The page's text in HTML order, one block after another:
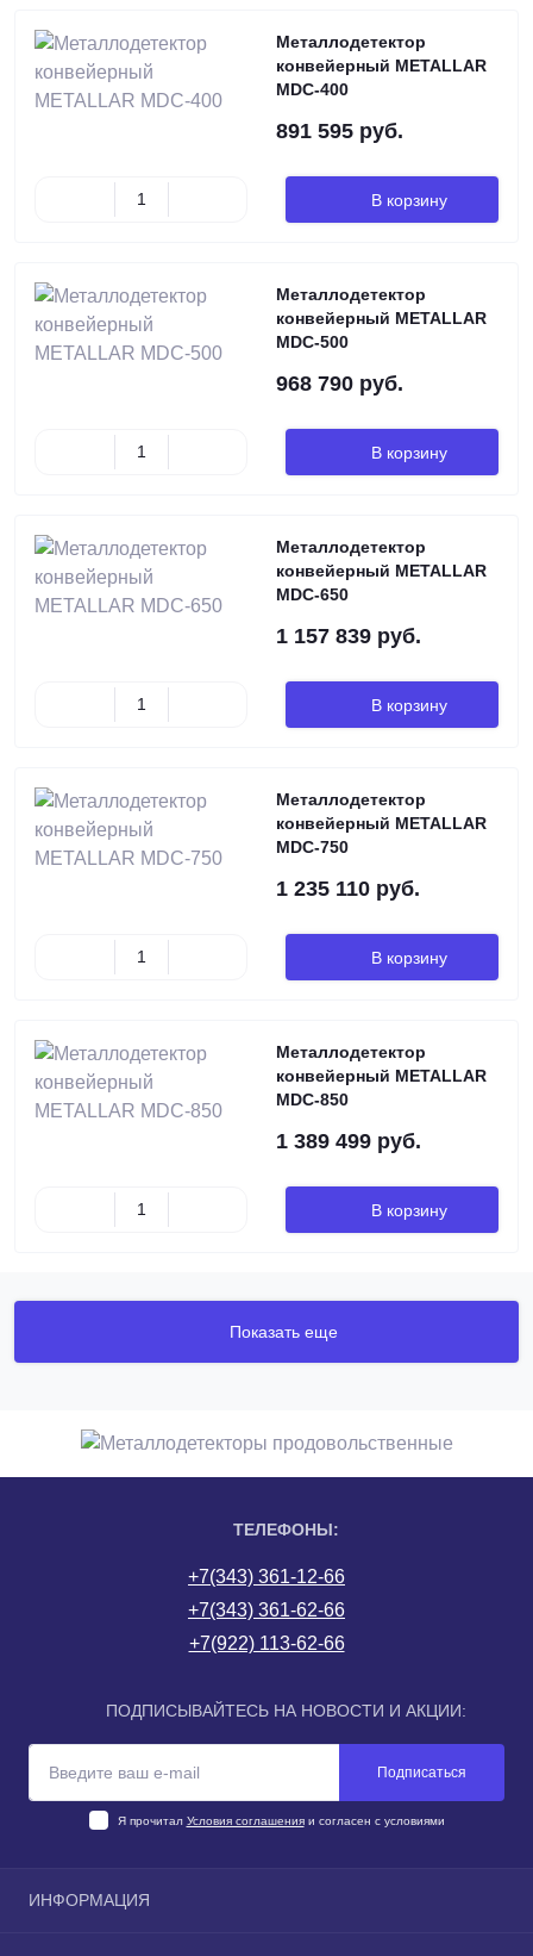
Металлодетектор
конвейерный METALLAR
MDC-400
891 595 руб.
В корзину
Металлодетектор
конвейерный METALLAR
MDC-500
968 790 руб.
В корзину
Металлодетектор
конвейерный METALLAR
MDC-650
1 157 839 руб.
В корзину
Металлодетектор
конвейерный METALLAR
MDC-750
1 235 110 руб.
В корзину
Металлодетектор
конвейерный METALLAR
MDC-850
1 389 499 руб.
В корзину
Показать еще
ТЕЛЕФОНЫ:
+7(343) 361-12-66
+7(343) 361-62-66
+7(922) 113-62-66
ПОДПИСЫВАЙТЕСЬ НА НОВОСТИ И АКЦИИ:
Подписаться
Я прочитал Условия соглашенияи согласен с условиями
ИНФОРМАЦИЯ